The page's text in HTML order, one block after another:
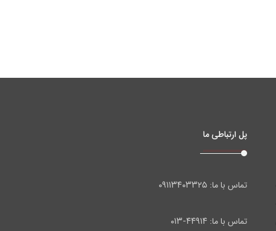
پل ارتباطی ما
تماس با ما:۰۹۱۱۳۴۰۳۳۲۵
تماس با ما: ۴۴۹۱۴-۰۱۳